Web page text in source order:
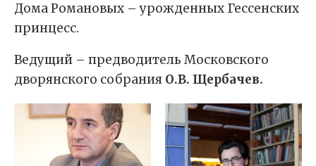
Дома Романовых – урожденных Гессенских
принцесс.
Ведущий – предводитель Московского
дворянского собрания О.В. Щербачев.